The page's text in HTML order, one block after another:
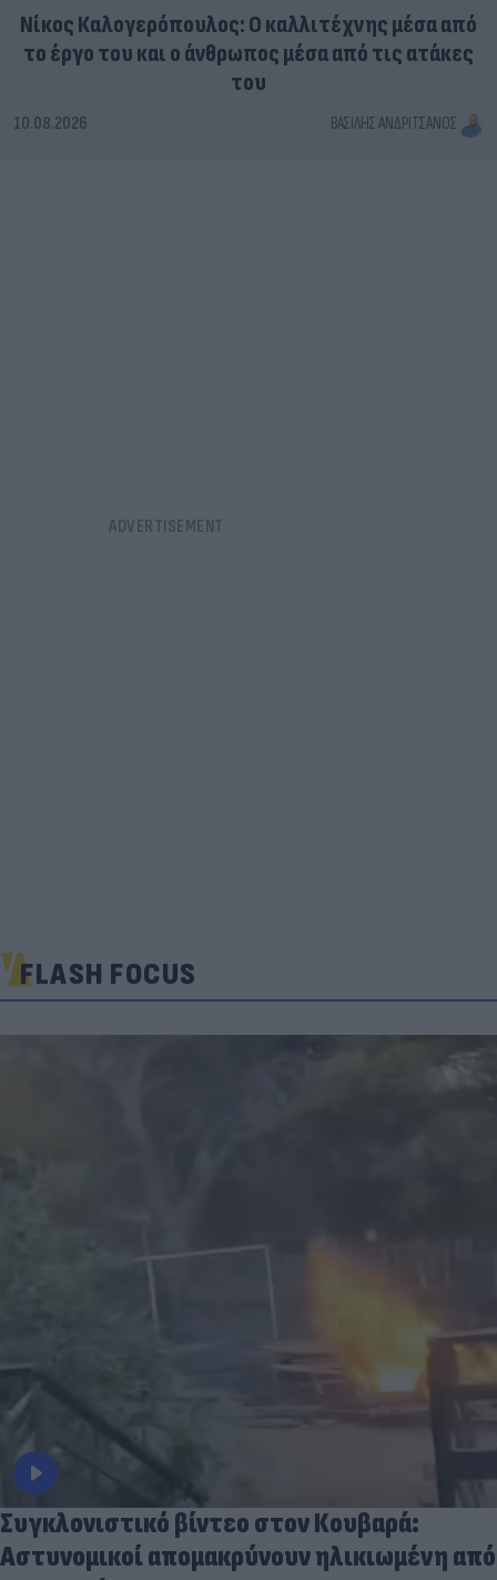
Νίκος Καλογερόπουλος: Ο καλλιτέχνης μέσα από
το έργο του και ο άνθρωπος μέσα από τις ατάκες
του
10.08.2026 ΒΑΣΊΛΗΣ ΑΝΔΡΙΤΣΆΝΟΣ
FLASH FOCUS
Συγκλονιστικό βίντεο στον Κουβαρά:
Αστυνομικοί απομακρύνουν ηλικιωμένη από